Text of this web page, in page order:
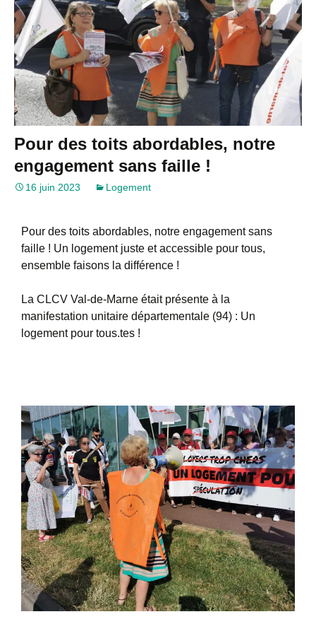
Pour des toits abordables, notre
engagement sans faille !
16 juin 2023 Logement
Pour des toits abordables, notre engagement sans
faille ! Un logement juste et accessible pour tous,
ensemble faisons la différence !
La CLCV Val-de-Marne était présente à la
manifestation unitaire départementale (94) : Un
logement pour tous.tes !